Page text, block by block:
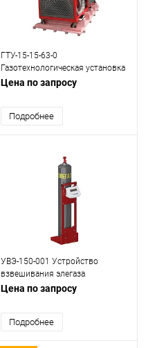
ГТУ-15-15-63-0
Газотехнологическая установка
(SF6)
Цена по запросу
Подробнее
УВЭ-150-001 Устройство
взвешивания элегаза
Цена по запросу
Подробнее